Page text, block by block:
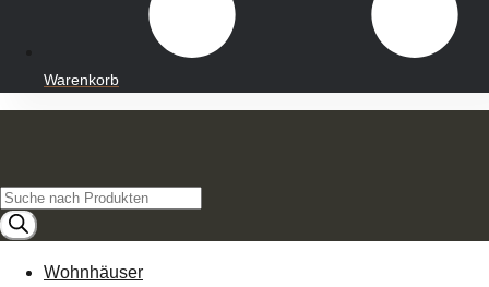
Warenkorb
Products
search
Wohnhäuser